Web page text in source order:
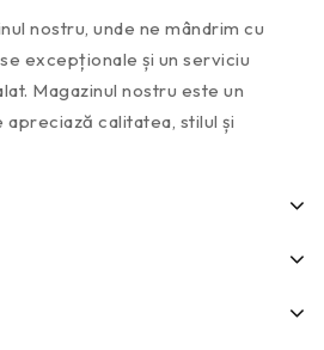
nostru, unde ne mândrim cu
excepționale și un serviciu
Magazinul nostru este un
calitatea, stilul și